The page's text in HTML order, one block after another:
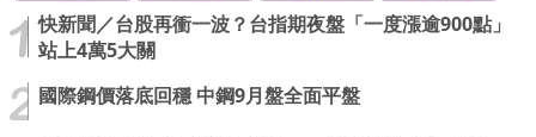
快新聞／台股再衝一波？台指期夜盤「一度漲逾900點」
站上4萬5大關
國際鋼價落底回穩 中鋼9月盤全面平盤